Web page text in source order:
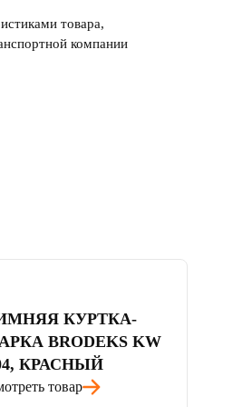
товара,
компании
КУРТКА-
BRODEKS KW
КРАСНЫЙ
товар